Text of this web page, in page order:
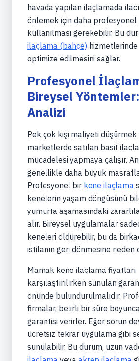
havada yapılan ilaçlamada
önlemek için daha
kullanılması gerekebilir. Bu
ilaçlama (bahçe) hizmetlerinde
optimize edilmesini sağlar.
Profesyonel
Bireysel
Analizi
Pek çok kişi maliyeti düşürmek
marketlerde satılan basit
mücadelesi yapmaya çalışır.
genellikle daha büyük
Profesyonel bir kene ilaçlama
kenelerin yaşam döngüsünü
yumurta aşamasındaki
alır. Bireysel uygulamalar
keneleri öldürebilir, bu da
istilanın geri dönmesine neden
Mamak kene ilaçlama fiyatları
karşılaştırılırken sunulan
önünde bulundurulmalıdır.
firmalar, belirli bir süre
garantisi verirler. Eğer sorun
ücretsiz tekrar uygulama gibi
sunulabilir. Bu durum, uzun